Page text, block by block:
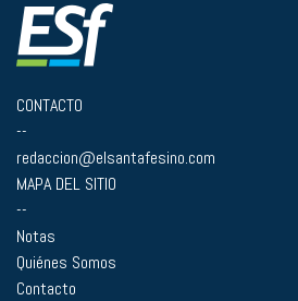
CONTACTO
--
redaccion@elsantafesino.com
MAPA DEL SITIO
--
Notas
Quiénes Somos
Contacto